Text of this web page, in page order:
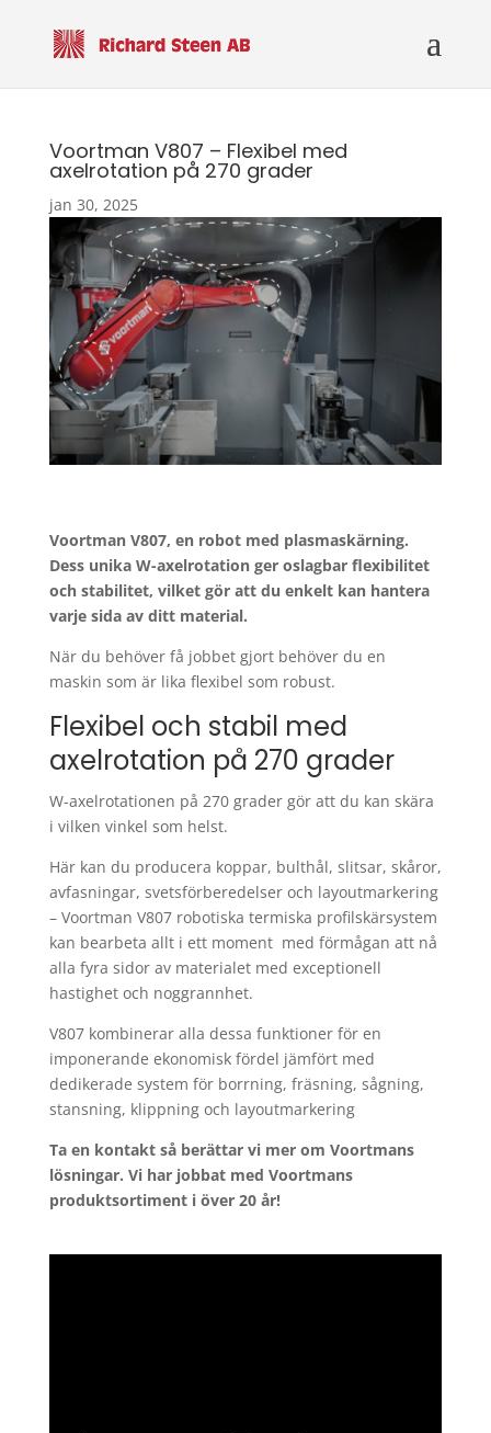
Voortman V807 – Flexibel med
axelrotation på 270 grader
jan 30, 2025
Voortman V807, en robot med plasmaskärning.
Dess unika W-axelrotation ger oslagbar flexibilitet
och stabilitet, vilket gör att du enkelt kan hantera
varje sida av ditt material.
När du behöver få jobbet gjort behöver du en
maskin som är lika flexibel som robust.
Flexibel och stabil med
axelrotation på 270 grader
W-axelrotationen på 270 grader gör att du kan skära
i vilken vinkel som helst.
Här kan du producera koppar, bulthål, slitsar, skåror,
avfasningar, svetsförberedelser och layoutmarkering
– Voortman V807 robotiska termiska profilskärsystem
kan bearbeta allt i ett moment med förmågan att nå
alla fyra sidor av materialet med exceptionell
hastighet och noggrannhet.
V807 kombinerar alla dessa funktioner för en
imponerande ekonomisk fördel jämfört med
dedikerade system för borrning, fräsning, sågning,
stansning, klippning och layoutmarkering
Ta en kontakt så berättar vi mer om Voortmans
lösningar. Vi har jobbat med Voortmans
produktsortiment i över 20 år!